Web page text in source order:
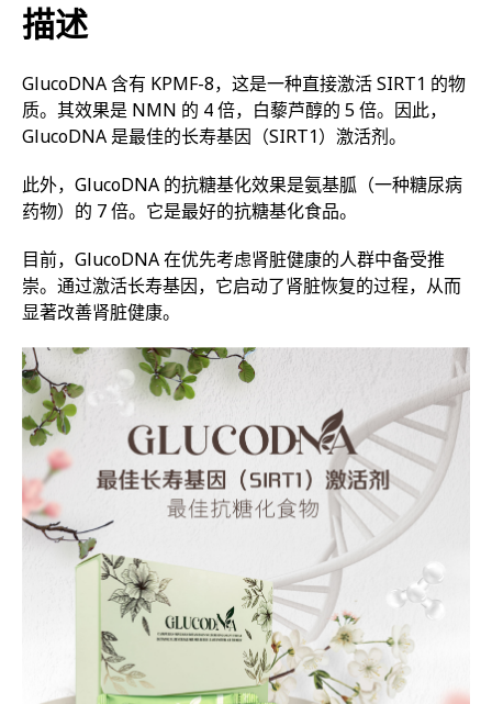
描述
GlucoDNA 含有 KPMF-8，这是一种直接激活 SIRT1 的物
质。其效果是 NMN 的 4 倍，白藜芦醇的 5 倍。因此，
GlucoDNA 是最佳的长寿基因（SIRT1）激活剂。
此外，GlucoDNA 的抗糖基化效果是氨基胍（一种糖尿病
药物）的 7 倍。它是最好的抗糖基化食品。
目前，GlucoDNA 在优先考虑肾脏健康的人群中备受推
崇。通过激活长寿基因，它启动了肾脏恢复的过程，从而
显著改善肾脏健康。